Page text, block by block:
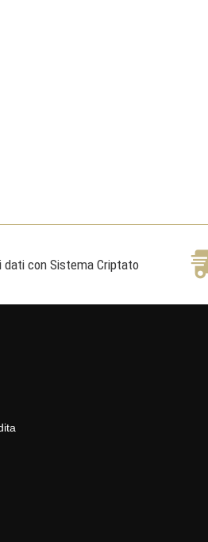
dati con Sistema Criptato